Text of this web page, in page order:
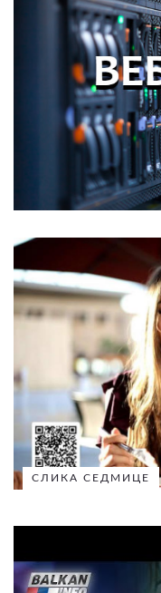
СЛИКА СЕДМИЦЕ